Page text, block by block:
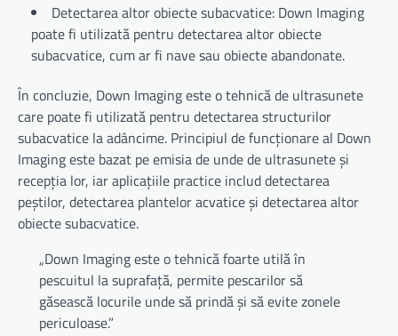
Detectarea altor obiecte subacvatice: Down Imaging
poate fi utilizată pentru detectarea altor obiecte
subacvatice, cum ar fi nave sau obiecte abandonate.
În concluzie, Down Imaging este o tehnică de ultrasunete
care poate fi utilizată pentru detectarea structurilor
subacvatice la adâncime. Principiul de funcționare al Down
Imaging este bazat pe emisia de unde de ultrasunete și
recepția lor, iar aplicațiile practice includ detectarea
peștilor, detectarea plantelor acvatice și detectarea altor
obiecte subacvatice.
„Down Imaging este o tehnică foarte utilă în
pescuitul la suprafață, permite pescarilor să
găsească locurile unde să prindă și să evite zonele
periculoase.”